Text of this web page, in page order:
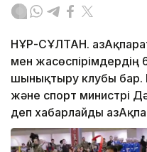
НҰР-СҰЛТАН.
мен
шынықтыру клубы бар.
және спорт министрі
деп хабарлайды